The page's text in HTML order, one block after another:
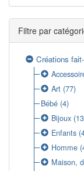
Filtre par
Créations
Art (77)
Bébé (4)
Bijoux
Enfants
Homme
Maison,